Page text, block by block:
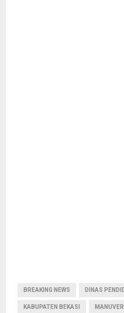
BREAKING NEWS DINAS
KABUPATEN BEKASI